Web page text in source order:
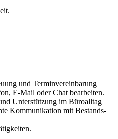
und Terminvereinbarung
E-Mail oder Chat bearbeiten.
Unterstützung im Büroalltag
Kommunikation mit Bestands-